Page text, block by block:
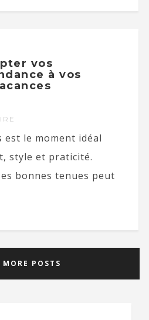
vos
à vos
est le moment idéal
style et praticité.
bonnes tenues peut
POSTS